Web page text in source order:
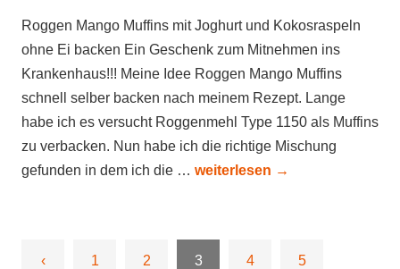
Roggen Mango Muffins mit Joghurt und Kokosraspeln
ohne Ei backen Ein Geschenk zum Mitnehmen ins
Krankenhaus!!! Meine Idee Roggen Mango Muffins
schnell selber backen nach meinem Rezept. Lange
habe ich es versucht Roggenmehl Type 1150 als Muffins
zu verbacken. Nun habe ich die richtige Mischung
gefunden in dem ich die … weiterlesen →
‹ 1 2 3 4 5